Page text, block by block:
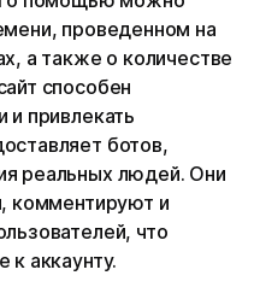
проведенном на
а также о количестве
способен
и привлекать
ботов,
реальных людей. Они
комментируют и
что
к аккаунту.